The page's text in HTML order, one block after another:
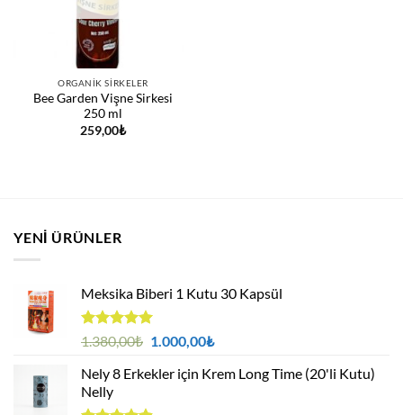
ORGANIK SIRKELER
Bee Garden Vişne Sirkesi
250 ml
259,00₺
YENI ÜRÜNLER
Meksika Biberi 1 Kutu 30 Kapsül
5 üzerinden
oy
aldı
1.380,00₺ Orijinal
1.380,00₺.
1.000,00₺Şu
fiyat:
Nely 8 Erkekler için Krem Long Time (20'li Kutu)
Nelly